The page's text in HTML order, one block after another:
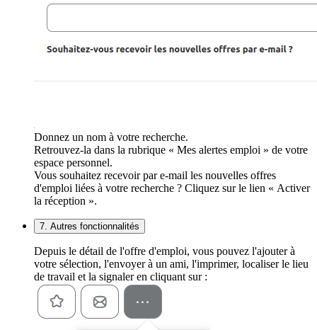
Donnez un nom à votre recherche.
Retrouvez-la dans la rubrique « Mes alertes emploi » de votre
espace personnel.
Vous souhaitez recevoir par e-mail les nouvelles offres
d'emploi liées à votre recherche ? Cliquez sur le lien « Activer
la réception ».
7. Autres fonctionnalités
Depuis le détail de l'offre d'emploi, vous pouvez l'ajouter à
votre sélection, l'envoyer à un ami, l'imprimer, localiser le lieu
de travail et la signaler en cliquant sur :